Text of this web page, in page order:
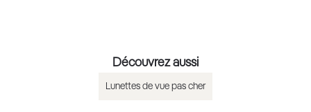
Découvrez aussi
Lunettes de vue pas cher